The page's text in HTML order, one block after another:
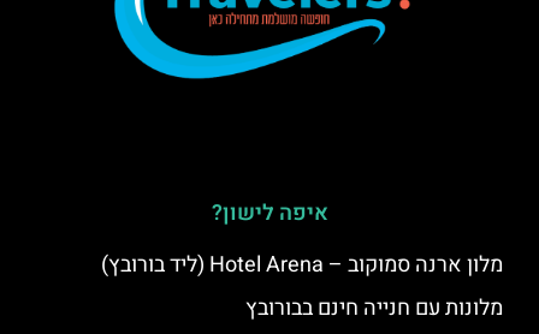
איפה לישון?
מלון ארנה סמוקוב – Hotel Arena (ליד בורובץ)
מלונות עם חנייה חינם בבורובץ